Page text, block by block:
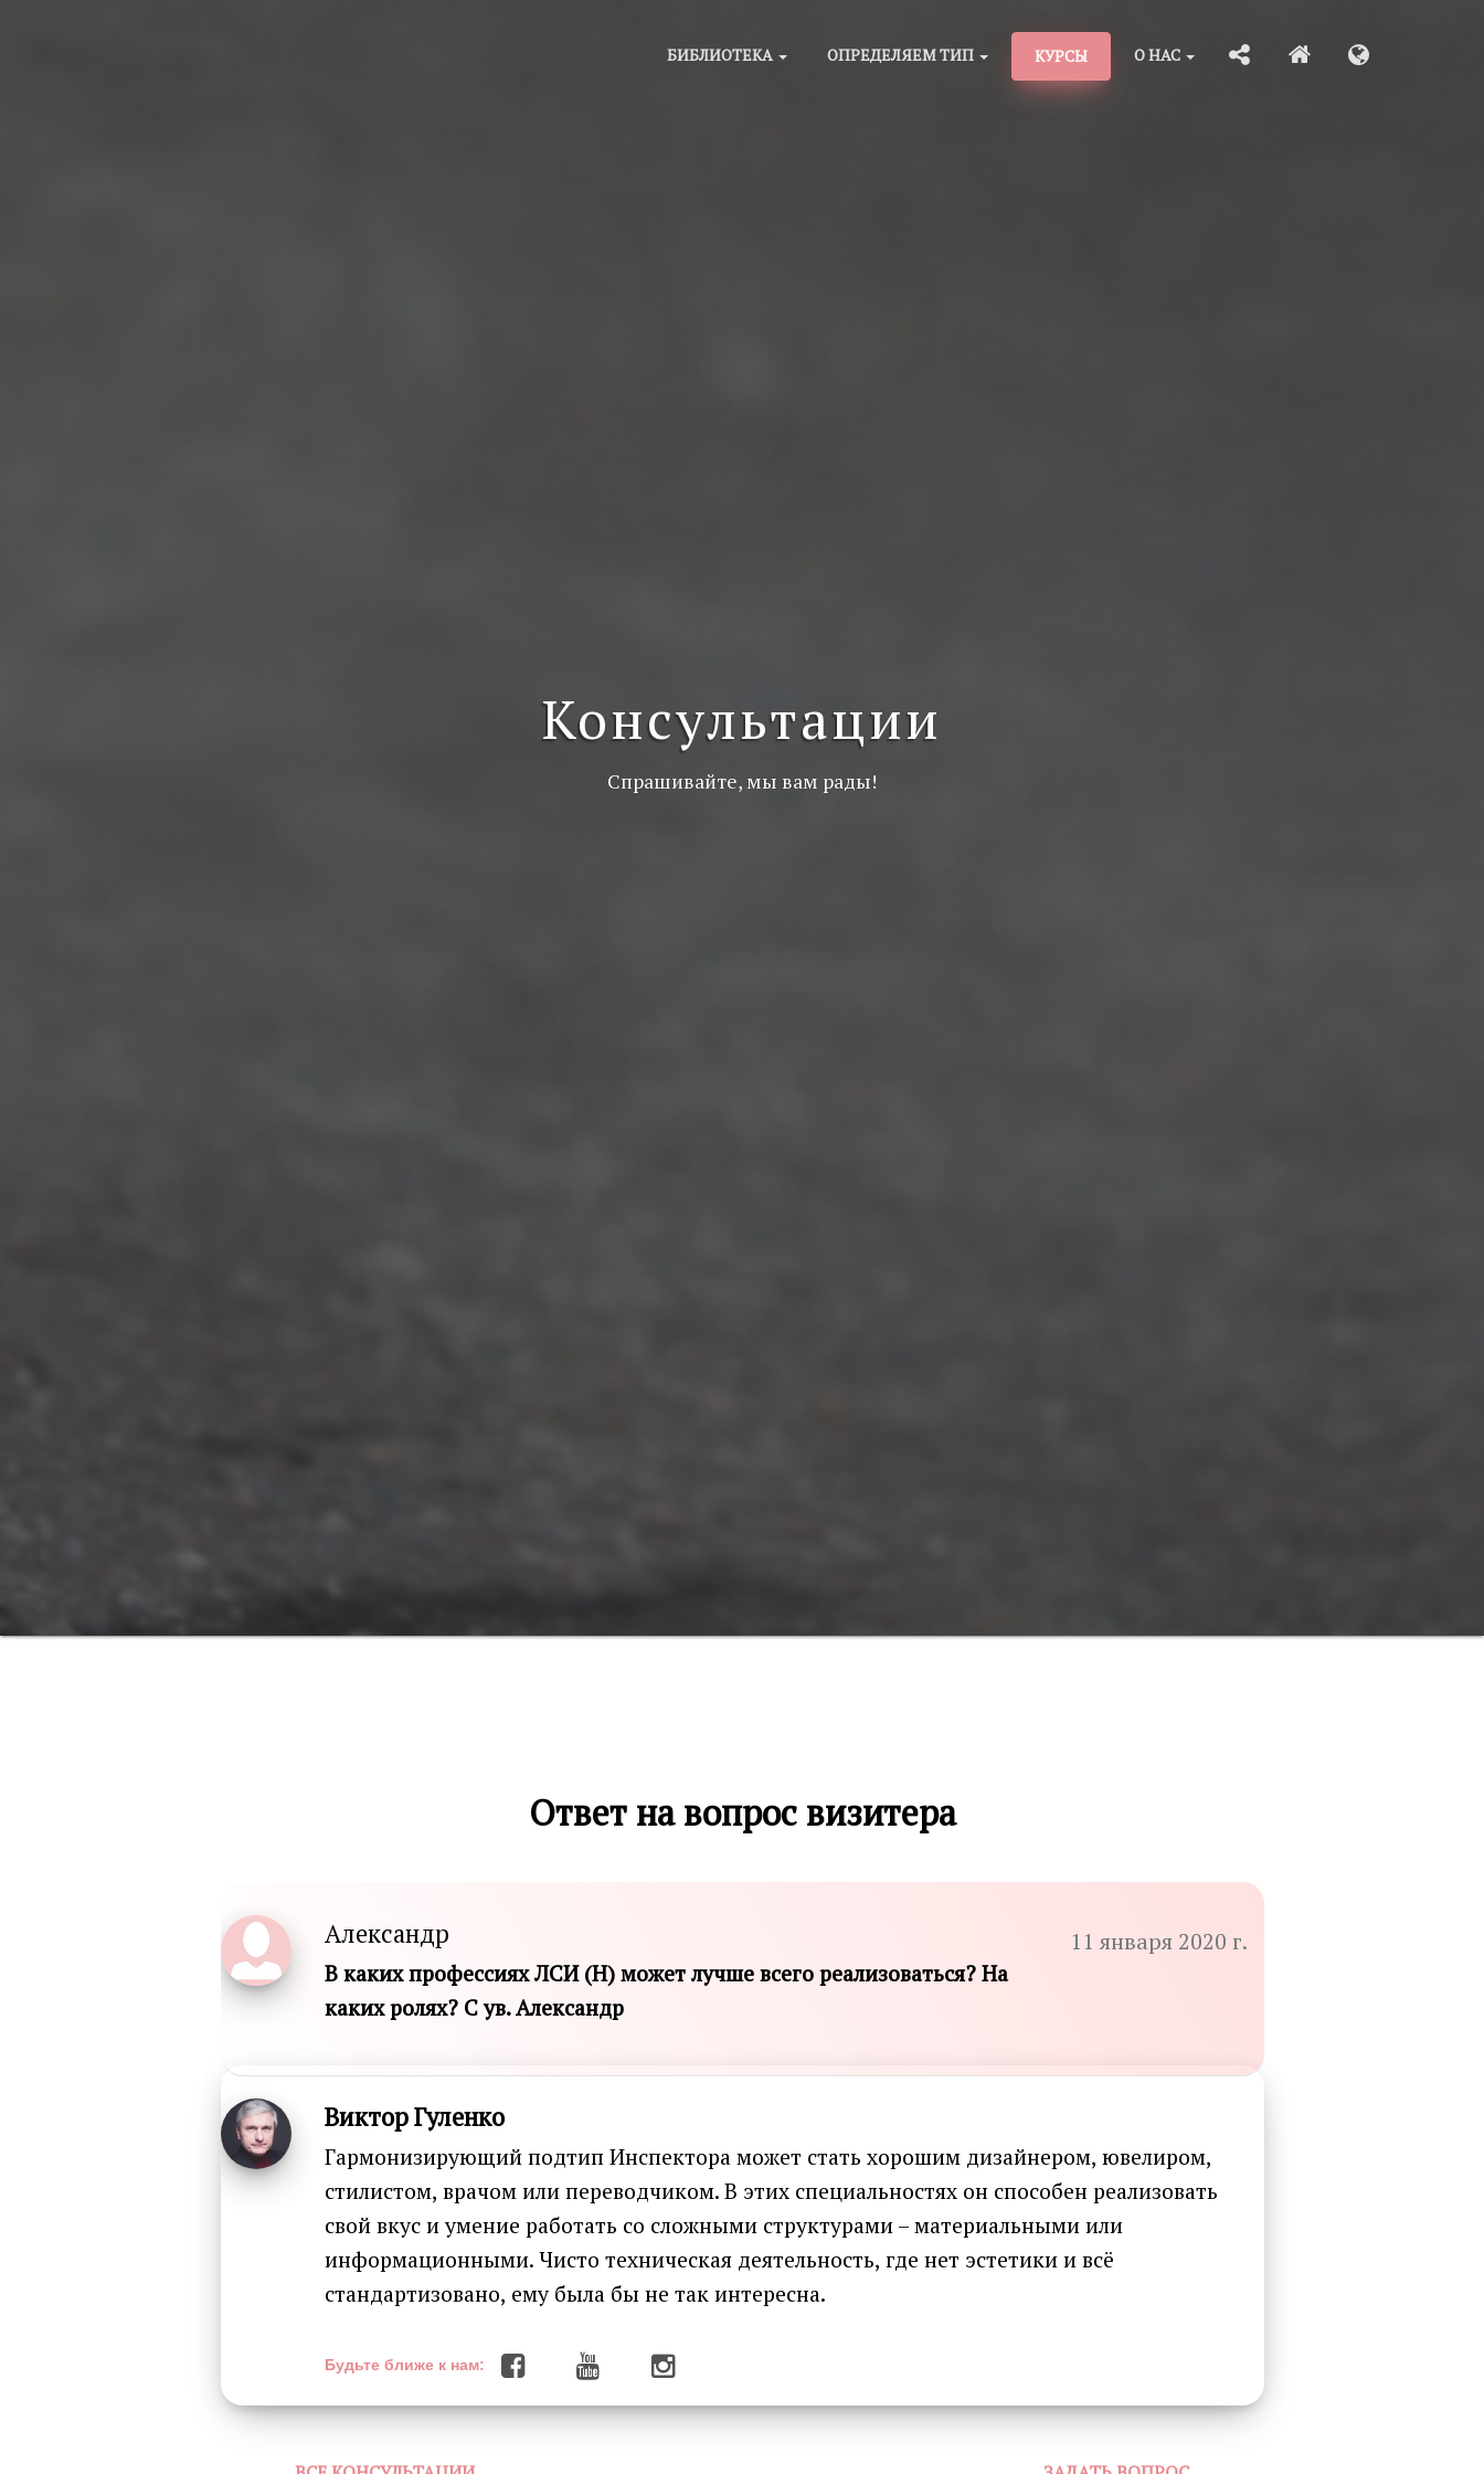
БИБЛИОТЕКА ОПРЕДЕЛЯЕМ ТИП КУРСЫ О НАС
Консультации
Спрашивайте, мы вам рады!
Ответ на вопрос визитера
Александр 11 января 2020 г.
В каких профессиях ЛСИ (H) может лучше всего реализоваться? На
каких ролях? С ув. Александр
Виктор Гуленко
Гармонизирующий подтип Инспектора может стать хорошим дизайнером, ювелиром,
стилистом, врачом или переводчиком. В этих специальностях он способен реализовать
свой вкус и умение работать со сложными структурами – материальными или
информационными. Чисто техническая деятельность, где нет эстетики и всё
стандартизовано, ему была бы не так интересна.
Будьте ближе к нам: